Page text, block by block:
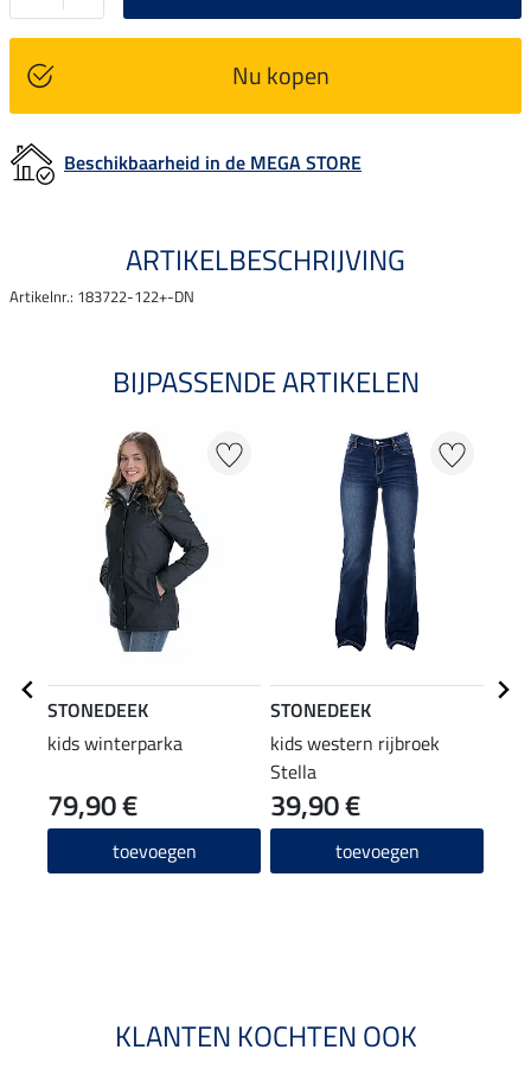
Nu kopen
Beschikbaarheid in de MEGA STORE
ARTIKELBESCHRIJVING
Artikelnr.: 183722-122+-DN
BIJPASSENDE ARTIKELEN
STONEDEEK
kids winterparka
79,90 €
toevoegen
STONEDEEK
kids western rijbroek
Stella
39,90 €
toevoegen
KLANTEN KOCHTEN OOK